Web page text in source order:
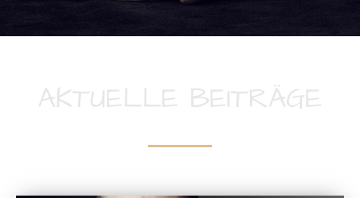
AKTUELLE BEITRÄGE